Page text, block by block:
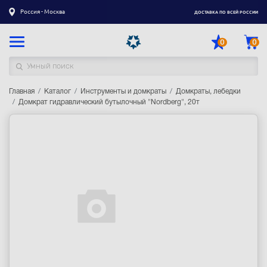
Россия - Москва ДОСТАВКА ПО ВСЕЙ РОССИИ
0 0
Каталог товаров
Главная Каталог Инструменты и домкраты
Домкраты, лебедки
Домкрат гидравлический бутылочный "Nordberg", 20т